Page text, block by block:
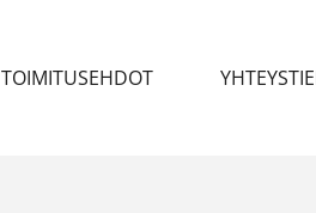
TOIMITUSEHDOT